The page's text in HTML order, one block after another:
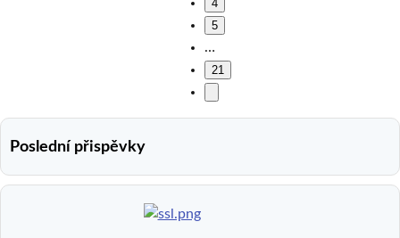
4
5
…
21
Poslední přispěvky